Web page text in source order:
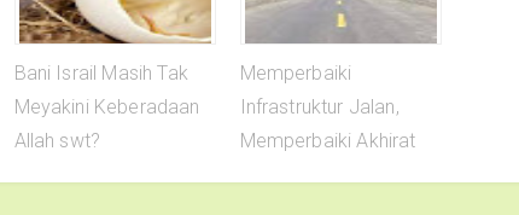
Bani Israil Masih Tak
Meyakini Keberadaan
Allah swt?
Memperbaiki
Infrastruktur Jalan,
Memperbaiki Akhirat